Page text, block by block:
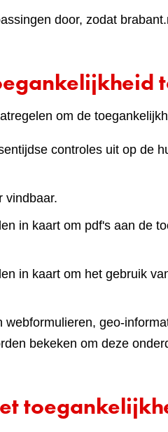
door, zodat
om de
controles uit op de
vindbaar.
in kaart om pdf's aan de
in kaart om het gebruik
geo-
bekeken om deze